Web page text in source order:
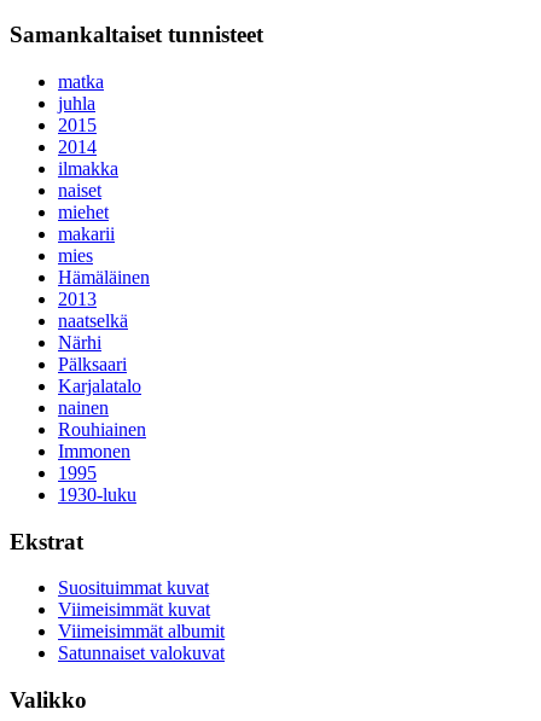
Samankaltaiset tunnisteet
matka
juhla
2015
2014
ilmakka
naiset
miehet
makarii
mies
Hämäläinen
2013
naatselkä
Närhi
Pälksaari
Karjalatalo
nainen
Rouhiainen
Immonen
1995
1930-luku
Ekstrat
Suosituimmat kuvat
Viimeisimmät kuvat
Viimeisimmät albumit
Satunnaiset valokuvat
Valikko